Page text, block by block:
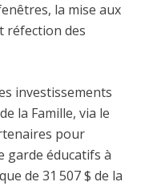
la mise aux
réfection des
investissements
la Famille, via le
pour
garde éducatifs à
de 31 507 $ de la